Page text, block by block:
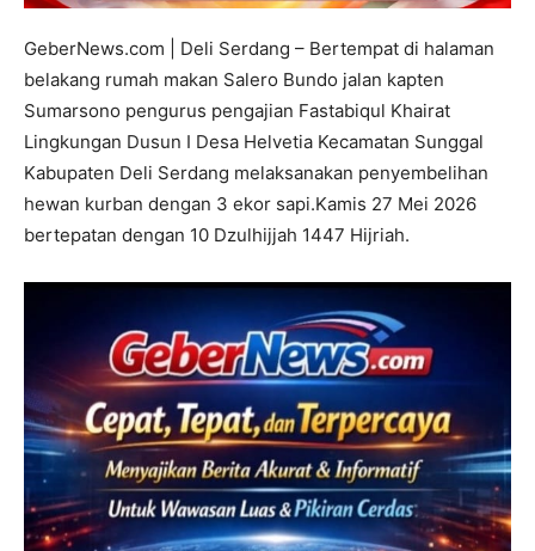
GeberNews.com | Deli Serdang – Bertempat di halaman
belakang rumah makan Salero Bundo jalan kapten
Sumarsono pengurus pengajian Fastabiqul Khairat
Lingkungan Dusun I Desa Helvetia Kecamatan Sunggal
Kabupaten Deli Serdang melaksanakan penyembelihan
hewan kurban dengan 3 ekor sapi.Kamis 27 Mei 2026
bertepatan dengan 10 Dzulhijjah 1447 Hijriah.